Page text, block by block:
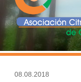
08.08.2018